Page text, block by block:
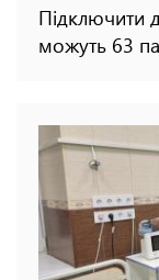
Підключити
можуть 63